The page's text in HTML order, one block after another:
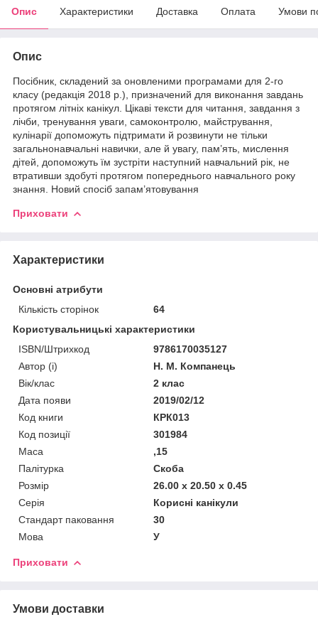
Опис Характеристики Доставка Оплата Умови
Опис
Посібник, складений за оновленими програмами для 2-го
класу (редакція 2018 р.), призначений для виконання завдань
протягом літніх канікул. Цікаві тексти для читання, завдання з
лічби, тренування уваги, самоконтролю, майстрування,
кулінарії допоможуть підтримати й розвинути не тільки
загальнонавчальні навички, але й увагу, пам’ять, мислення
дітей, допоможуть їм зустріти наступний навчальний рік, не
втративши здобуті протягом попереднього навчального року
знання. Новий спосіб запам’ятовування
Приховати
Характеристики
Основні атрибути
Кількість сторінок
64
Користувальницькі характеристики
ISBN/Штрихкод
9786170035127
Автор (і)
Н. М. Компанець
Вік/клас
2 клас
Дата появи
2019/02/12
Код книги
КРК013
Код позиції
301984
Маса
,15
Палітурка
Скоба
Розмір
26.00 x 20.50 x 0.45
Серія
Корисні канікули
Стандарт паковання
30
Мова
У
Приховати
Умови доставки